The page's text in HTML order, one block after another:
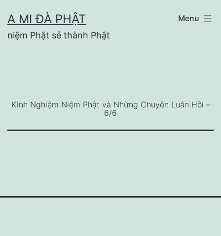
to
content
A MI ĐÀ PHẬT
niệm Phật sẻ thành Phật
Menu
Kinh Nghiệm Niệm Phật và Những Chuyện Luân Hồi –
6/6